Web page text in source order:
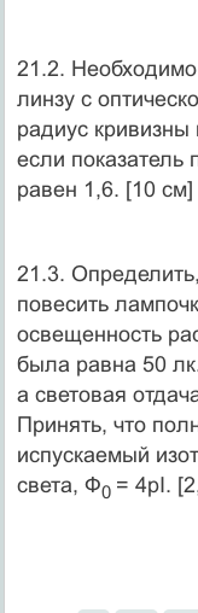
21.2. Необходимо
линзу с
радиус
если
равен 1,6. [10 см]
21.3.
повесить
освещенность
была равна 50
а световая
Принять, что
испускаемый
света, Ф0 = 4pI.